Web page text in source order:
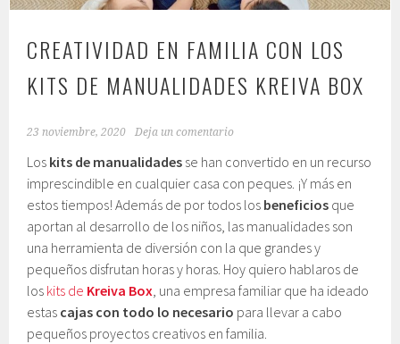
CREATIVIDAD EN FAMILIA CON LOS
KITS DE MANUALIDADES KREIVA BOX
23 noviembre, 2020 Deja un comentario
Los kits de manualidades se han convertido en un recurso
imprescindible en cualquier casa con peques. ¡Y más en
estos tiempos! Además de por todos los beneficios que
aportan al desarrollo de los niños, las manualidades son
una herramienta de diversión con la que grandes y
pequeños disfrutan horas y horas. Hoy quiero hablaros de
los kits de Kreiva Box, una empresa familiar que ha ideado
estas cajas con todo lo necesario para llevar a cabo
pequeños proyectos creativos en familia.